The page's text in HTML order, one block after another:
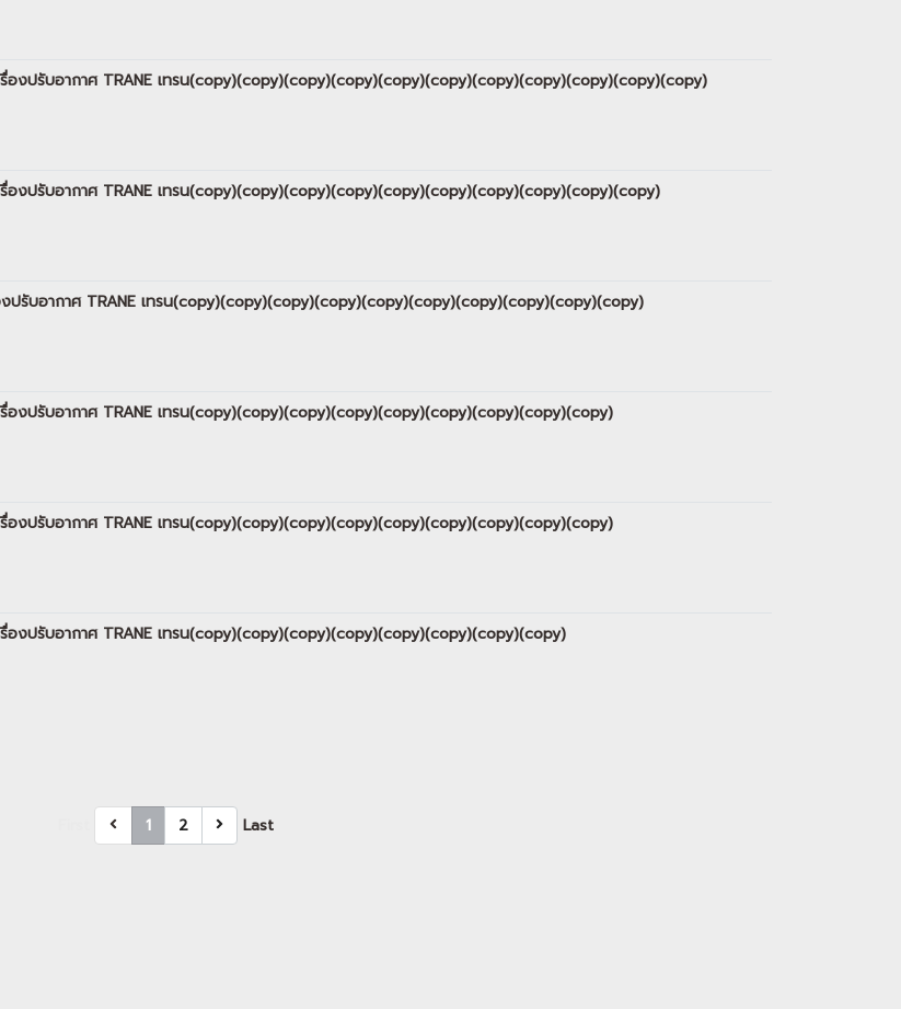
รื่องปรับอากาศ TRANE เทรน(copy)(copy)(copy)(copy)(copy)(copy)(copy)(copy)(copy)(copy)(copy)
รื่องปรับอากาศ TRANE เทรน(copy)(copy)(copy)(copy)(copy)(copy)(copy)(copy)(copy)(copy)
งปรับอากาศ TRANE เทรน(copy)(copy)(copy)(copy)(copy)(copy)(copy)(copy)(copy)(copy)
องปรับอากาศ TRANE เทรน(copy)(copy)(copy)(copy)(copy)(copy)(copy)(copy)(copy)
องปรับอากาศ TRANE เทรน(copy)(copy)(copy)(copy)(copy)(copy)(copy)(copy)(copy)
องปรับอากาศ TRANE เทรน(copy)(copy)(copy)(copy)(copy)(copy)(copy)(copy)
1 2 Last